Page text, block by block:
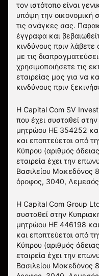
τον ιστότοπο είναι
υπόψη την οικονομική
τις ανάγκες σας.
έγγραφα και
κινδύνους πριν
με τις
χρησιμοποιήσετε τις
εταιρείας μας για να
κινδύνους πριν
Η Capital Com SV
που έχει συσταθεί
μητρώου HE 354252 και
και εποπτεύεται από
Κύπρου (αριθμός
εταιρεία έχει την
Βασιλείου Μακεδόνος
όροφος, 3040,
Η Capital Com Group Ltd
συσταθεί στην
μητρώου ΗΕ 446198 και
και εποπτεύεται από
Κύπρου (αριθμός
εταιρεία έχει την
Βασιλείου Μακεδόνος